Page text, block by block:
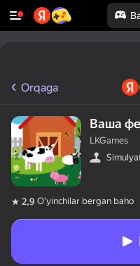
Orqaga
Ваша
LKGames
2,9 Oʻyinchilar bergan baho